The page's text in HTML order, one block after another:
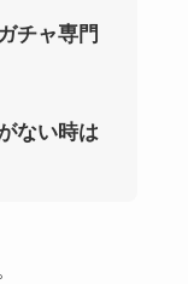
チャ専門
ない時は